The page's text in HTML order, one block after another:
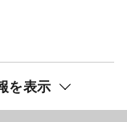
を表示